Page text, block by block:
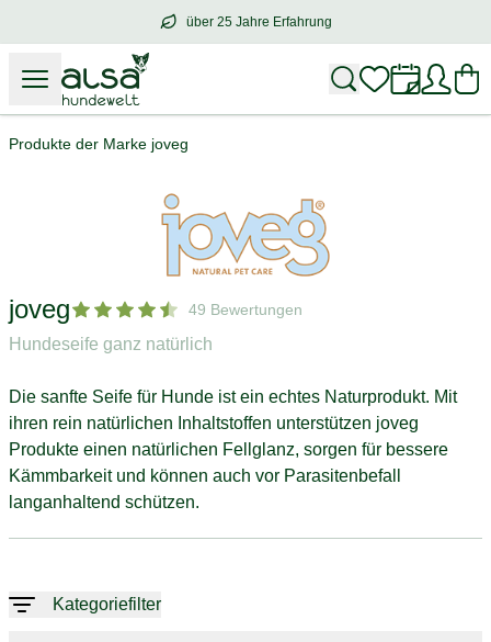
über 25 Jahre Erfahrung
über25 Jahre Erfahrung
Produkte der Marke joveg
joveg 49 Bewertungen
Hundeseife ganz natürlich
Die sanfte Seife für Hunde ist ein echtes Naturprodukt. Mit
ihren rein natürlichen Inhaltstoffen unterstützen joveg
Produkte einen natürlichen Fellglanz, sorgen für bessere
Kämmbarkeit und können auch vor Parasitenbefall
langanhaltend schützen.
Kategoriefilter